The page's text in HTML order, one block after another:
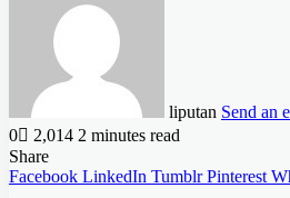
liputan Send an
0
2,014 2 minutes read
Share
Facebook LinkedIn Tumblr Pinterest